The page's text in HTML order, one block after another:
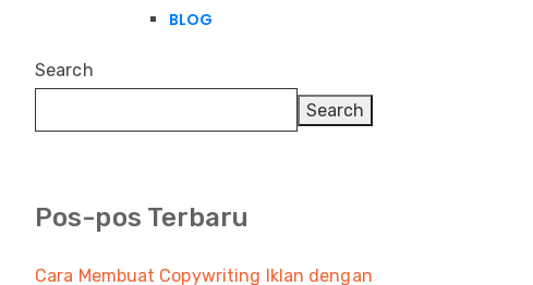
BLOG
Search
Search
Pos-pos Terbaru
Cara Membuat Copywriting Iklan dengan